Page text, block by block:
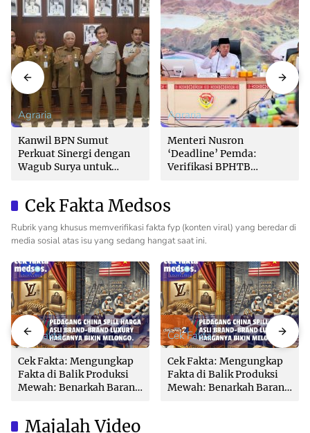
Agraria
Kanwil BPN Sumut
Perkuat Sinergi dengan
Wagub Surya untuk
Agraria
Menteri Nusron
‘Deadline’ Pemda:
Verifikasi BPHTB
Lambat!
Cek Fakta Medsos
Rubrik yang khusus memverifikasi fakta fyp (konten viral) yang beredar di
media sosial atas isu yang sedang hangat saat ini.
Cek Fakta
Cek Fakta: Mengungkap
Fakta di Balik Produksi
Mewah: Benarkah Barang
Cek Fakta
Cek Fakta: Mengungkap
Fakta di Balik Produksi
Mewah: Benarkah Barang
Majalah Video